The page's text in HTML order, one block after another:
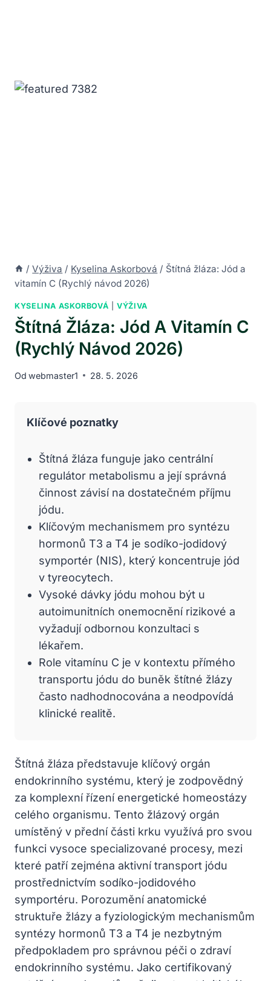
/ Výživa / Kyselina Askorbová / Štítná žláza: Jód a
vitamín C (Rychlý návod 2026)
KYSELINA ASKORBOVÁ |VÝŽIVA
Štítná Žláza: Jód A Vitamín C
(Rychlý Návod 2026)
Od webmaster1 28. 5. 2026
Klíčové poznatky
Štítná žláza funguje jako centrální
regulátor metabolismu a její správná
činnost závisí na dostatečném příjmu
jódu.
Klíčovým mechanismem pro syntézu
hormonů T3 a T4 je sodíko-jodidový
symportér (NIS), který koncentruje jód
v tyreocytech.
Vysoké dávky jódu mohou být u
autoimunitních onemocnění rizikové a
vyžadují odbornou konzultaci s
lékařem.
Role vitamínu C je v kontextu přímého
transportu jódu do buněk štítné žlázy
často nadhodnocována a neodpovídá
klinické realitě.
Štítná žláza představuje klíčový orgán
endokrinního systému, který je zodpovědný
za komplexní řízení energetické homeostázy
celého organismu. Tento žlázový orgán
umístěný v přední části krku využívá pro svou
funkci vysoce specializované procesy, mezi
které patří zejména aktivní transport jódu
prostřednictvím sodíko-jodidového
symportéru. Porozumění anatomické
struktuře žlázy a fyziologickým mechanismům
syntézy hormonů T3 a T4 je nezbytným
předpokladem pro správnou péči o zdraví
endokrinního systému. Jako certifikovaný